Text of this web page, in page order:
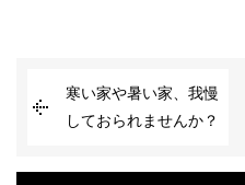
寒い家や暑い家、我慢
しておられませんか？